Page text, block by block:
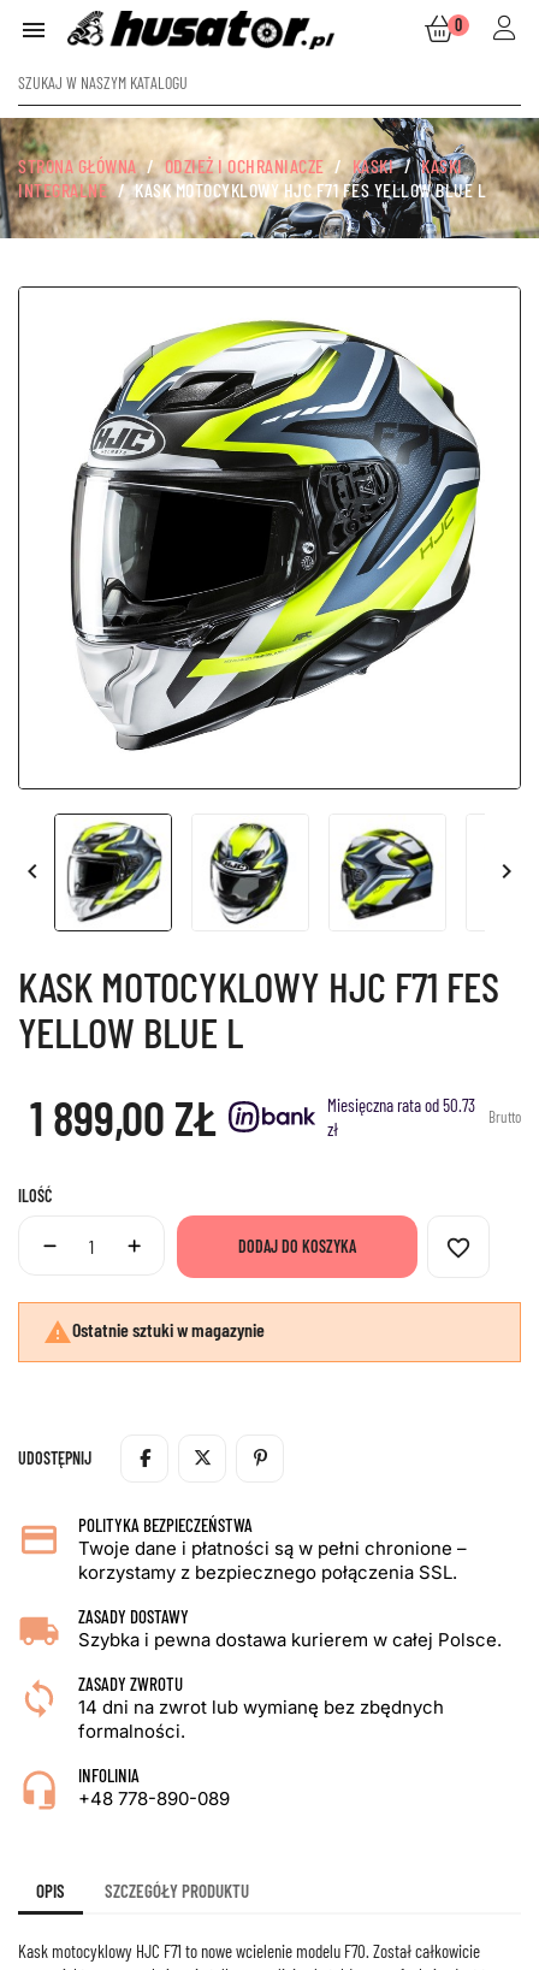
 0
STRONA GŁÓWNA ODZIEŻ I OCHRANIACZE KASKI
KASKI
INTEGRALNE
KASK MOTOCYKLOWY HJC F71 FES YELLOW BLUE L
 
KASK MOTOCYKLOWY HJC F71 FES
YELLOW BLUE L
1 899,00 ZŁ
Miesięczna rata od 50.73
zł
Brutto
ILOŚĆ
DODAJ DO KOSZYKA favorite_border
Ostatnie sztuki w magazynie
UDOSTĘPNIJ
POLITYKA BEZPIECZEŃSTWA
Twoje dane i płatności są w pełni chronione –
korzystamy z bezpiecznego połączenia SSL.
ZASADY DOSTAWY
Szybka i pewna dostawa kurierem w całej Polsce.
ZASADY ZWROTU
14 dni na zwrot lub wymianę bez zbędnych
formalności.
INFOLINIA
+48 778-890-089
OPIS SZCZEGÓŁY PRODUKTU
Kask motocyklowy HJC F71 to nowe wcielenie modelu F70. Został całkowicie